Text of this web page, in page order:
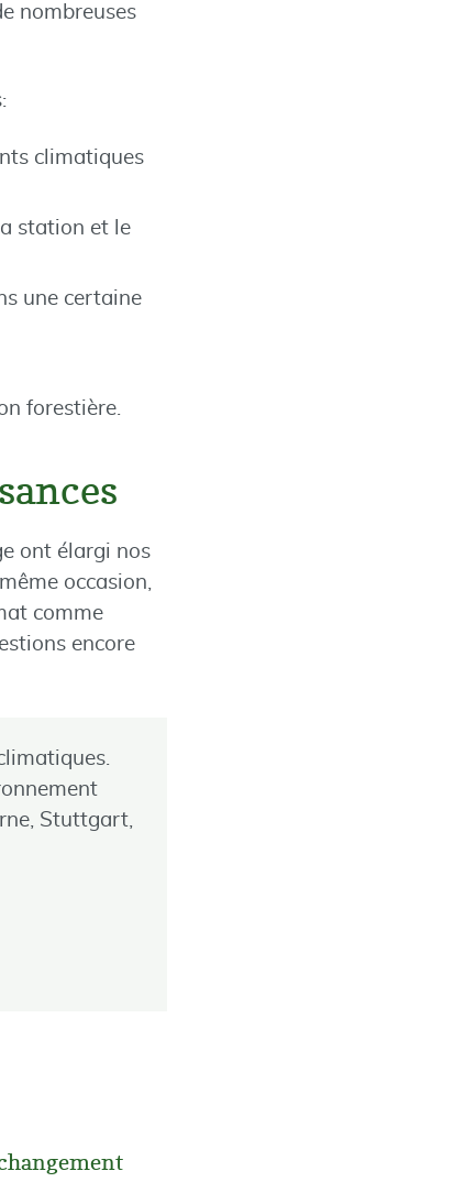
nombreuses
climatiques
station et le
une certaine
forestière.
ont élargi nos
occasion,
comme
encore
Stuttgart,